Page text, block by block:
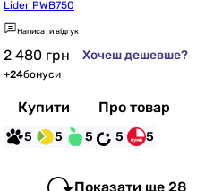
Lider PWB750
Написати відгук
2 480 грн Хочеш дешевше?
+24бонуси
Купити Про товар
5 5 5 5 5
Показати ще 28